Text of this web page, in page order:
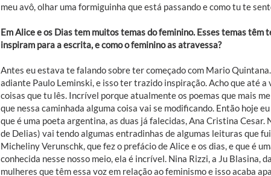
meu avô, olhar uma formiguinha que está passando e como tu te
Em Alice e os Dias tem muitos temas do feminino. Esses temas têm
inspiram para a escrita, e como o feminino as atravessa?
Antes eu estava te falando sobre ter começado com Mario
adiante Paulo Leminski, e isso ter trazido inspiração. Acho que até
coisas que tu lês. Incrível porque atualmente os poemas que mais
que nessa caminhada alguma coisa vai se modificando. Então hoje
que é uma poeta argentina, as duas já falecidas, Ana Cristina
de Delias) vai tendo algumas entradinhas de algumas leituras que
Micheliny Verunschk, que fez o prefácio de Alice e os dias, e que é
conhecida nesse nosso meio, ela é incrível. Nina Rizzi, a Ju Blasina,
mulheres que têm essa voz em relação ao feminismo e isso acaba